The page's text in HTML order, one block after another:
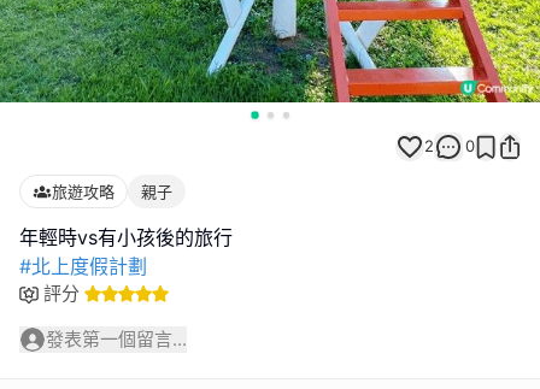
2 0
旅遊攻略 親子
#北上度假計劃
評分
發表第一個留言...